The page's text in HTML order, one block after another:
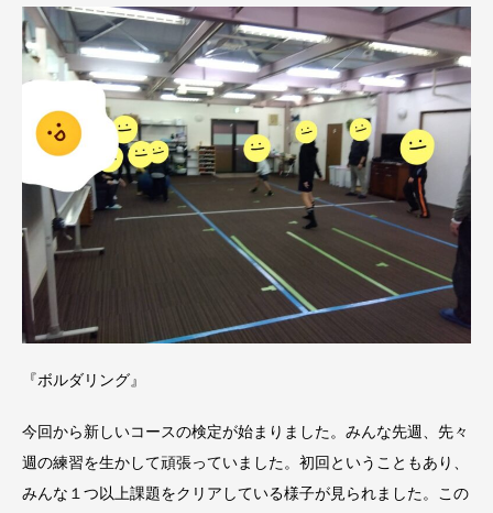
『ボルダリング』
今回から新しいコースの検定が始まりました。みんな先週、先々
週の練習を生かして頑張っていました。初回ということもあり、
みんな１つ以上課題をクリアしている様子が見られました。この